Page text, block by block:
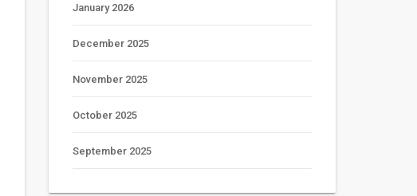
January 2026
December 2025
November 2025
October 2025
September 2025